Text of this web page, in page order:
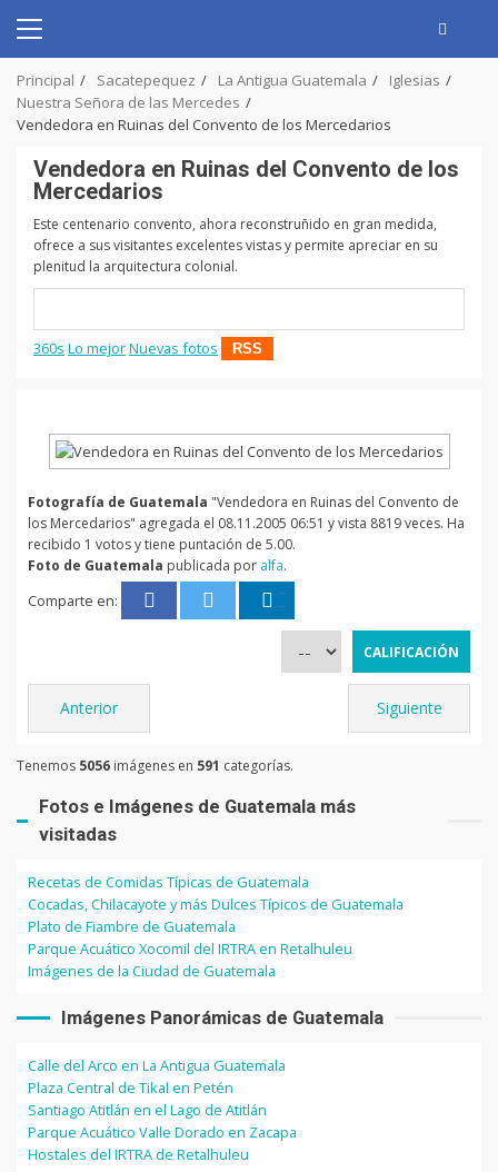
content
Primary
Principal Sacatepequez La Antigua Guatemala
Iglesias
Nuestra Señora de las Mercedes
Vendedora en Ruinas del Convento de los Mercedarios
Vendedora en Ruinas del Convento de los
Mercedarios
Este centenario convento, ahora reconstruñido en gran medida,
ofrece a sus visitantes excelentes vistas y permite apreciar en su
plenitud la arquitectura colonial.
360s Lo mejorNuevas fotos RSS
Fotografía de Guatemala "Vendedora en Ruinas del Convento de
los Mercedarios" agregada el 08.11.2005 06:51 y vista 8819 veces. Ha
recibido 1 votos y tiene puntación de 5.00.
Foto de Guatemala publicada por alfa.
Comparte en:
Anterior Siguiente
Tenemos 5056 imágenes en 591 categorías.
Fotos e Imágenes de Guatemala más
visitadas
Recetas de Comidas Típicas de Guatemala
Cocadas, Chilacayote y más Dulces Típicos de Guatemala
Plato de Fiambre de Guatemala
Parque Acuático Xocomil del IRTRA en Retalhuleu
Imágenes de la Ciudad de Guatemala
Imágenes Panorámicas de Guatemala
Calle del Arco en La Antigua Guatemala
Plaza Central de Tikal en Petén
Santiago Atitlán en el Lago de Atitlán
Parque Acuático Valle Dorado en Zacapa
Hostales del IRTRA de Retalhuleu